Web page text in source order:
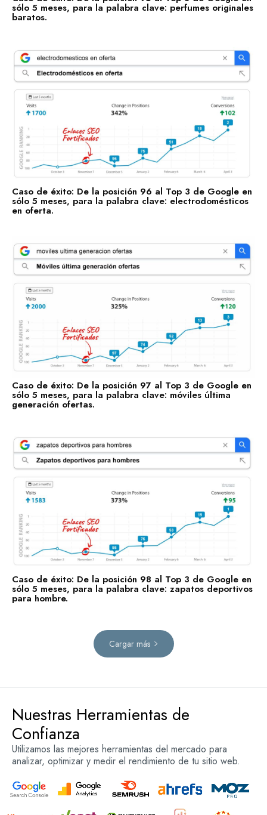
Telecomunicaciones
Ingeniería
Comunicación y Entretenimiento
Energía y Servicios Públicos
Alimentos y Bebidas
Transporte y Logística
Salud y Bienestar
Enlaces Fortificados es un servicio Premium de Agencia
SEO IDEALATAM.
Nosotros
Reserva tu Consultoría Gratuita
Contacto
Marquemos tu Norte Juntos.
va.
Hablemos por WhatsApp
sólo 5 meses, para la palabra clave: perfumes originales
baratos.
Caso de éxito: De la posición 96 al Top 3 de Google en
sólo 5 meses, para la palabra clave: electrodomésticos
en oferta.
Caso de éxito: De la posición 97 al Top 3 de Google en
sólo 5 meses, para la palabra clave: móviles última
generación ofertas.
Caso de éxito: De la posición 98 al Top 3 de Google en
sólo 5 meses, para la palabra clave: zapatos deportivos
para hombre.
Cargar más
Nuestras Herramientas de
Confianza
Utilizamos las mejores herramientas del mercado para
analizar, optimizar y medir el rendimiento de tu sitio web.